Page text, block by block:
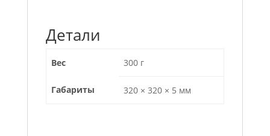
Детали
Вес 300 г
Габариты 320 × 320 × 5 мм